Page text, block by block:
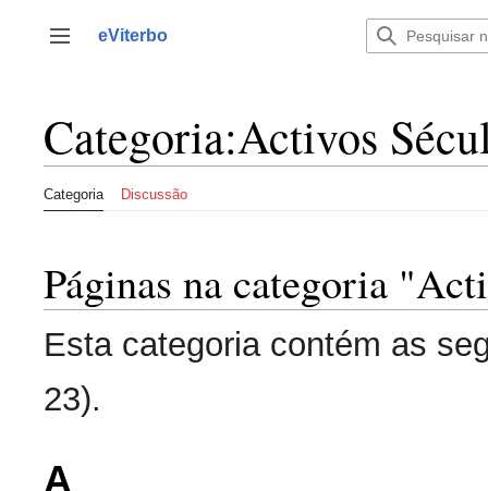
para
Alternar barra lateral
eViterbo
Categoria:Activos
Categoria Discussão
Páginas na categoria
Esta categoria contém as
23).
A